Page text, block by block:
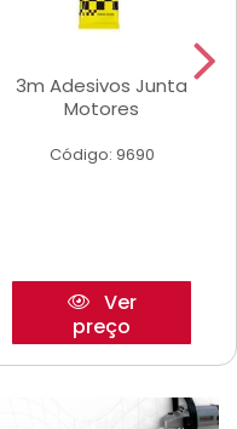
3m Adesivos Junta
Motores
Código: 9690
Ver
preço